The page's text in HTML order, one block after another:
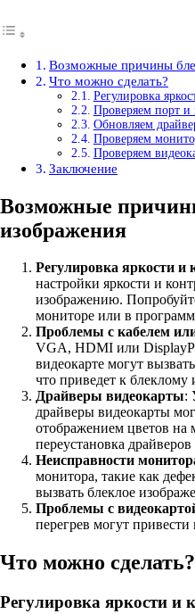
Возможные причины
Что можно сделать?
Регулировка
Проверяем порт и
Обновляем
Проверяем
Проверяем
Заключение
Возможные
изображения
Регулировка яркости и
настройки яркости и
изображению.
мониторе или в
Проблемы с кабелем
VGA, HDMI или
видеокарте могут
что приведет к
Драйверы видеокарты:
драйверы видеокарты
отображением цветов
переустановка
Неисправности
монитора, такие как
вызвать блеклое
Проблемы с
перегрев могут
Что можно сделать?
Регулировка яркости и